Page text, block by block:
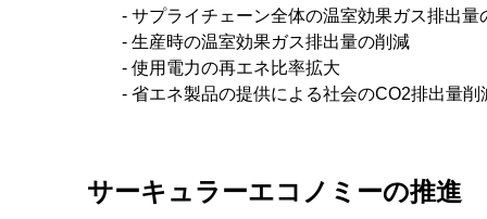
- サプライチェーン全体の温室効果ガス排出量
- 生産時の温室効果ガス排出量の削減
- 使用電力の再エネ比率拡大
- 省エネ製品の提供による社会のCO2排出量削
サーキュラーエコノミーの推進